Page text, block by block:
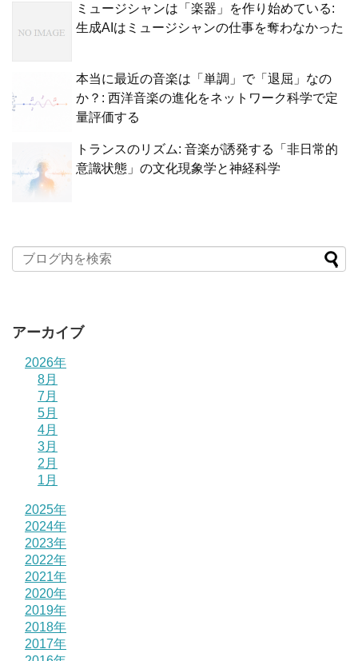
ミュージシャンは「楽器」を作り始めている:
生成AIはミュージシャンの仕事を奪わなかった
本当に最近の音楽は「単調」で「退屈」なの
か？: 西洋音楽の進化をネットワーク科学で定
量評価する
トランスのリズム: 音楽が誘発する「非日常的
意識状態」の文化現象学と神経科学
アーカイブ
2026年
8月
7月
5月
4月
3月
2月
1月
2025年
2024年
2023年
2022年
2021年
2020年
2019年
2018年
2017年